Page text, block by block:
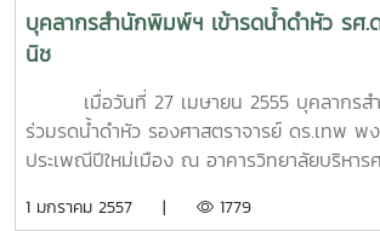
บุคลากรสำนักพิมพ์ฯ เข้ารดน้ำดำหัว รศ
นิช
เมื่อวันที่ 27 เมษายน 2555 บุคลากรสำ
ร่วมรดน้ำดำหัว รองศาสตราจารย์ ดร.เทพ
ประเพณีปีใหม่เมือง ณ อาคารวิทยาลัยบริหาร
1 มกราคม 2557 | 1779